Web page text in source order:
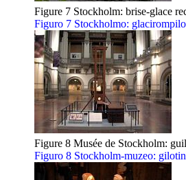
Figure 7 Stockholm: brise-glace
Figuro 7 Stockholmo:
Figure 8 Musée de Stockholm:
Figuro 8 Stockholm-muzeo: